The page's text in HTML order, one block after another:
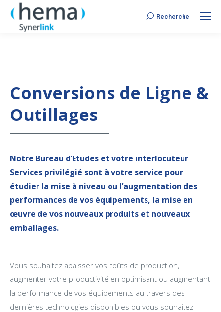
Search:
Recherche
Conversions de Ligne &
Outillages
Notre Bureau d’Etudes et votre interlocuteur
Services privilégié sont à votre service pour
étudier la mise à niveau ou l’augmentation des
performances de vos équipements, la mise en
œuvre de vos nouveaux produits et nouveaux
emballages.
Vous souhaitez abaisser vos coûts de production,
augmenter votre productivité en optimisant ou augmentant
la performance de vos équipements au travers des
dernières technologies disponibles ou vous souhaitez